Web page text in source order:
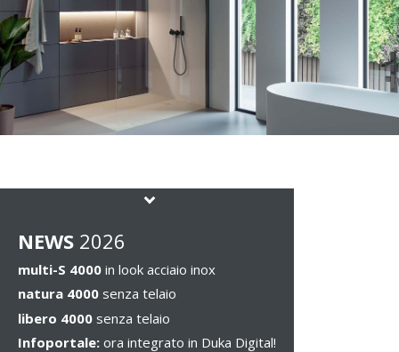
NEWS 2026
multi-S 4000 in look acciaio inox
natura 4000 senza telaio
libero 4000 senza telaio
Infoportale: ora integrato in Duka Digital!